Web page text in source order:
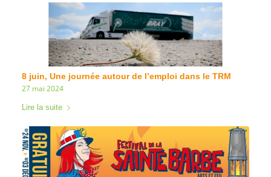
8 juin, Une journée autour de l’emploi dans le TRM
27 mai 2024
Lire la suite